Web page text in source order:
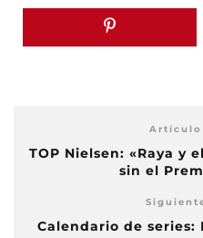
TOP Nielsen: «Raya y
sin el
Calendario de series: